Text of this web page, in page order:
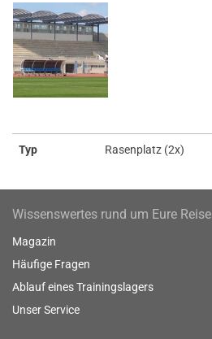
Typ Rasenplatz (2x)
Wissenswertes rund um Eure Reise
Magazin
Häufige Fragen
Ablauf eines Trainingslagers
Unser Service